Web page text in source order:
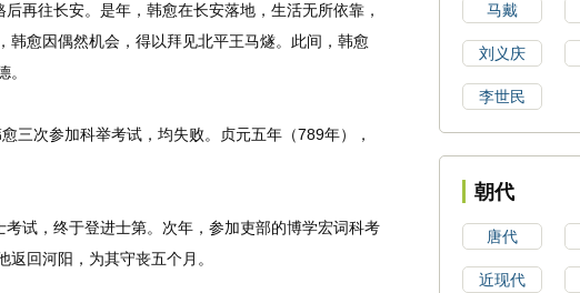
往长安。是年，韩愈在长安落地，生活无所依靠，
韩愈因偶然机会，得以拜见北平王马燧。此间，韩愈
次参加科举考试，均失败。贞元五年（789年），
，终于登进士第。次年，参加吏部的博学宏词科考
回河阳，为其守丧五个月。
马戴
刘义庆
李世民
朝代
唐代
近现代